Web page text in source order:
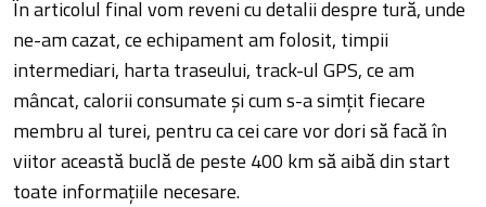
În articolul final vom reveni cu detalii despre tură, unde
ne-am cazat, ce echipament am folosit, timpii
intermediari, harta traseului, track-ul GPS, ce am
mâncat, calorii consumate și cum s-a simțit fiecare
membru al turei, pentru ca cei care vor dori să facă în
viitor această buclă de peste 400 km să aibă din start
toate informațiile necesare.